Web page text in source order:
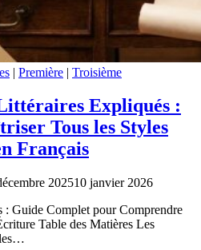
| Première | Troisième
Expliqués :
Tous les Styles
Français
202510 janvier 2026
: Guide Complet pour Comprendre
Table des Matières Les
les…